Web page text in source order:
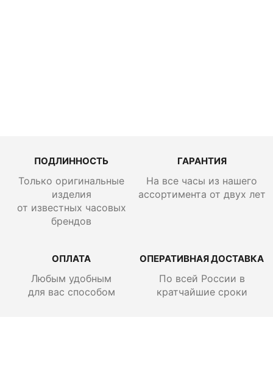
ПОДЛИННОСТЬ
Только оригинальные
изделия
от известных часовых
брендов
ГАРАНТИЯ
На все часы из нашего
ассортимента от двух лет
ОПЛАТА
Любым удобным
для вас способом
ОПЕРАТИВНАЯ ДОСТАВКА
По всей России в
кратчайшие сроки